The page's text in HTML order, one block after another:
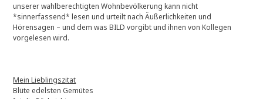
unserer wahlberechtigten Wohnbevölkerung kann nicht
*sinnerfassend* lesen und urteilt nach Äußerlichkeiten und
Hörensagen – und dem was BILD vorgibt und ihnen von Kollegen
vorgelesen wird.
Mein Lieblingszitat
Blüte edelsten Gemütes